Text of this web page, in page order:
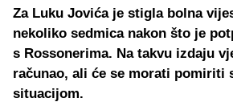
Za Luku Jovića je stigla bolna
nekoliko sedmica nakon što je
s Rossonerima. Na takvu izdaju
računao, ali će se morati pomiriti
situacijom.